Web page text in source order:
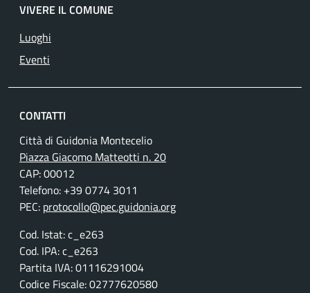
VIVERE IL COMUNE
Luoghi
Eventi
CONTATTI
Città di Guidonia Montecelio
Piazza Giacomo Matteotti n. 20
CAP: 00012
Telefono: +39 0774 3011
PEC: protocollo@pec.guidonia.org
Cod. Istat: c_e263
Cod. IPA: c_e263
Partita IVA: 01116291004
Codice Fiscale: 02777620580